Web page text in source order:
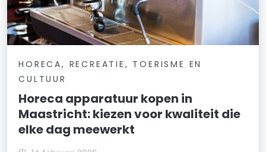
HORECA, RECREATIE, TOERISME EN
CULTUUR
Horeca apparatuur kopen in
Maastricht: kiezen voor kwaliteit die
elke dag meewerkt